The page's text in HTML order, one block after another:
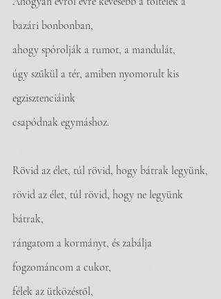
bazári bonbonban,
ahogy spórolják a rumot, a mandulát,
úgy szűkül a tér, amiben nyomorult kis
egzisztenciáink
csapódnak egymáshoz.
Rövid az élet, túl rövid, hogy bátrak legyünk,
rövid az élet, túl rövid, hogy ne legyünk
bátrak,
rángatom a kormányt, és zabálja
fogzománcom a cukor,
félek az ütközéstől,